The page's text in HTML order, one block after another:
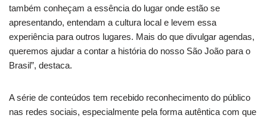
também conheçam a essência do lugar onde estão se
apresentando, entendam a cultura local e levem essa
experiência para outros lugares. Mais do que divulgar agendas,
queremos ajudar a contar a história do nosso São João para o
Brasil”, destaca.
A série de conteúdos tem recebido reconhecimento do público
nas redes sociais, especialmente pela forma autêntica com que